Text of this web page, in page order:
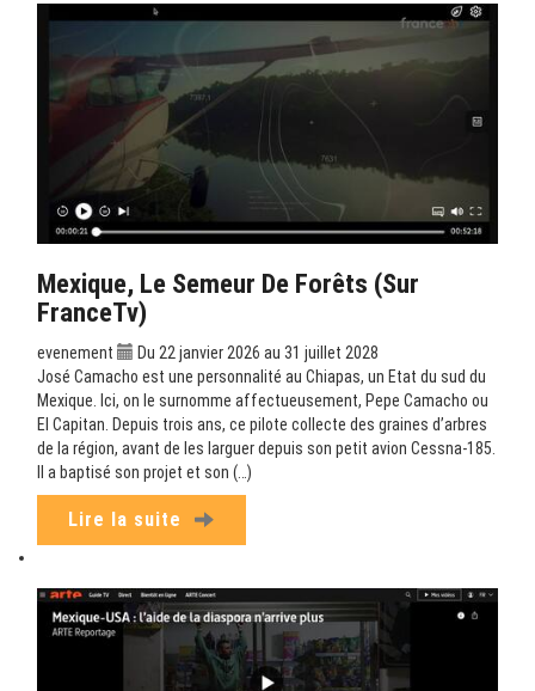
Mexique, Le Semeur De Forêts (sur
FranceTv)
evenement
Du 22 janvier 2026 au 31 juillet 2028
José Camacho est une personnalité au Chiapas, un Etat du sud du
Mexique. Ici, on le surnomme affectueusement, Pepe Camacho ou
El Capitan. Depuis trois ans, ce pilote collecte des graines d’arbres
de la région, avant de les larguer depuis son petit avion Cessna-185.
Il a baptisé son projet et son (…)
Lire la suite